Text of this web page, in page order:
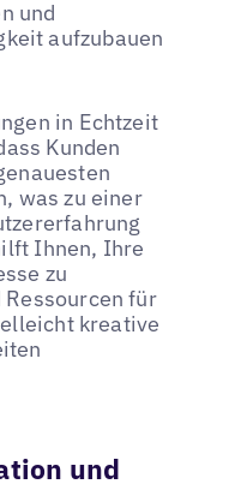
und
aufzubauen
in Echtzeit
Kunden
was zu einer
Ihnen, Ihre
zu
für
kreative
und